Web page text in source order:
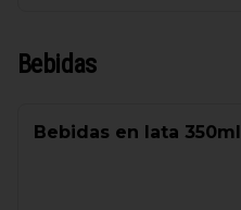
Bebidas
Bebidas en lata 350ml